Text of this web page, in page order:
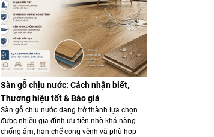
Sàn gỗ chịu nước: Cách nhận biết,
Thương hiệu tốt & Báo giá
Sàn gỗ chịu nước đang trở thành lựa chọn
được nhiều gia đình ưu tiên nhờ khả năng
chống ẩm, hạn chế cong vênh và phù hợp